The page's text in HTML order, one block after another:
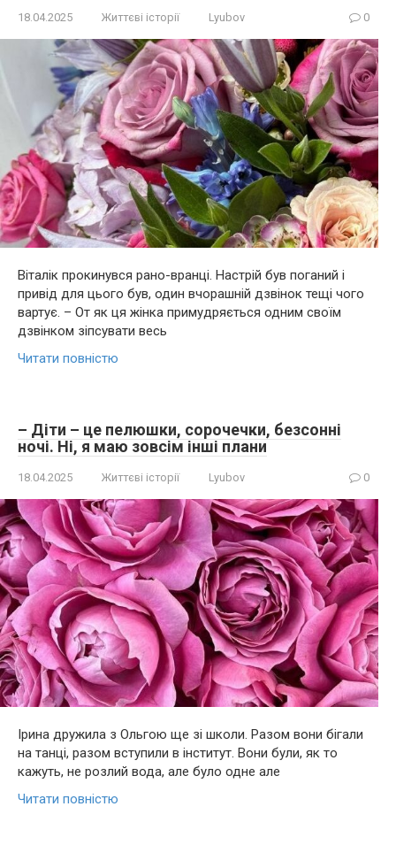
18.04.2025 Життєві історії Lyubov 0
Віталік прокинувся рано-вранці. Настрій був поганий і
привід для цього був, один вчорашній дзвінок тещі чого
вартує. – От як ця жінка примудряється одним своїм
дзвінком зіпсувати весь
Читати повністю
– Діти – це пелюшки, сорочечки, безсонні
ночі. Ні, я маю зовсім інші плани
18.04.2025 Життєві історії Lyubov 0
Ірина дружила з Ольгою ще зі школи. Разом вони бігали
на танці, разом вступили в інститут. Вони були, як то
кажуть, не розлий вода, але було одне але
Читати повністю